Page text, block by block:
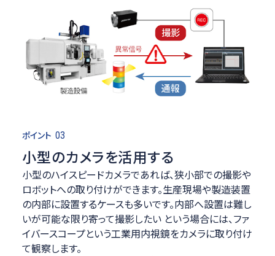
ポイント 03
小型のカメラを活用する
小型のハイスピードカメラであれば、狭小部での撮影や
ロボットへの取り付けができます。生産現場や製造装置
の内部に設置するケースも多いです。内部へ設置は難し
いが可能な限り寄って撮影したい という場合には、ファ
イバースコープという工業用内視鏡をカメラに取り付け
て観察します。